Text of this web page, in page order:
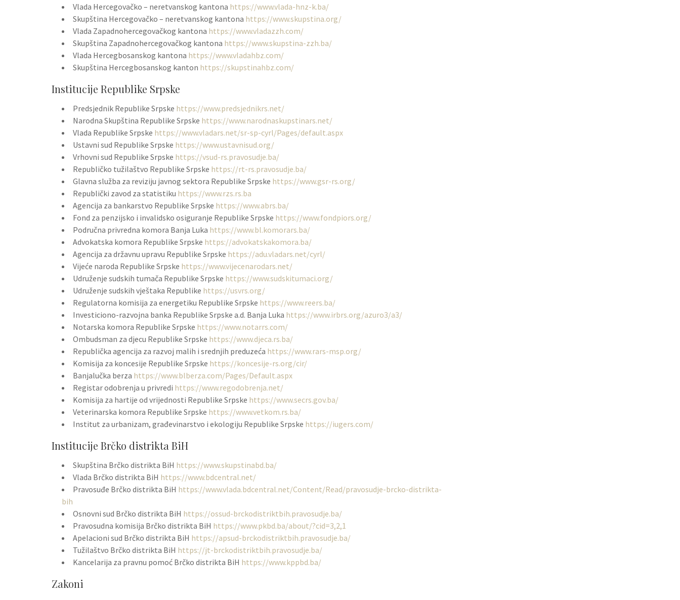
Vlada Hercegovačko – neretvanskog kantona https://www.vlada-hnz-k.ba/
Skupština Hercegovačko – neretvanskog kantona https://www.skupstina.org/
Vlada Zapadnohercegovačkog kantona https://www.vladazzh.com/
Skupština Zapadnohercegovačkog kantona https://www.skupstina-zzh.ba/
Vlada Hercegbosanskog kantona https://www.vladahbz.com/
Skupština Hercegbosanskog kanton https://skupstinahbz.com/
Institucije Republike Srpske
Predsjednik Republike Srpske https://www.predsjednikrs.net/
Narodna Skupština Republike Srpske https://www.narodnaskupstinars.net/
Vlada Republike Srpske https://www.vladars.net/sr-sp-cyrl/Pages/default.aspx
Ustavni sud Republike Srpske https://www.ustavnisud.org/
Vrhovni sud Republike Srpske https://vsud-rs.pravosudje.ba/
Republičko tužilaštvo Republike Srpske https://rt-rs.pravosudje.ba/
Glavna služba za reviziju javnog sektora Republike Srpske https://www.gsr-rs.org/
Republički zavod za statistiku https://www.rzs.rs.ba
Agencija za bankarstvo Republike Srpske https://www.abrs.ba/
Fond za penzijsko i invalidsko osiguranje Republike Srpske https://www.fondpiors.org/
Područna privredna komora Banja Luka https://www.bl.komorars.ba/
Advokatska komora Republike Srpske https://advokatskakomora.ba/
Agencija za državnu upravu Republike Srpske https://adu.vladars.net/cyrl/
Vijeće naroda Republike Srpske https://www.vijecenarodars.net/
Udruženje sudskih tumača Republike Srpske https://www.sudskitumaci.org/
Udruženje sudskih vještaka Republike https://usvrs.org/
Regulatorna komisija za energetiku Republike Srpske https://www.reers.ba/
Investiciono-razvojna banka Republike Srpske a.d. Banja Luka https://www.irbrs.org/azuro3/a3/
Notarska komora Republike Srpske https://www.notarrs.com/
Ombudsman za djecu Republike Srpske https://www.djeca.rs.ba/
Republička agencija za razvoj malih i srednjih preduzeća https://www.rars-msp.org/
Komisija za koncesije Republike Srpske https://koncesije-rs.org/cir/
Banjalučka berza https://www.blberza.com/Pages/Default.aspx
Registar odobrenja u privredi https://www.regodobrenja.net/
Komisija za hartije od vrijednosti Republike Srpske https://www.secrs.gov.ba/
Veterinarska komora Republike Srpske https://www.vetkom.rs.ba/
Institut za urbanizam, građevinarstvo i ekologiju Republike Srpske https://iugers.com/
Institucije Brčko distrikta BiH
Skupština Brčko distrikta BiH https://www.skupstinabd.ba/
Vlada Brčko distrikta BiH https://www.bdcentral.net/
Pravosuđe Brčko distrikta BiH https://www.vlada.bdcentral.net/Content/Read/pravosudje-brcko-distrikta-
bih
Osnovni sud Brčko distrikta BiH https://ossud-brckodistriktbih.pravosudje.ba/
Pravosudna komisija Brčko distrikta BiH https://www.pkbd.ba/about/?cid=3,2,1
Apelacioni sud Brčko distrikta BiH https://apsud-brckodistriktbih.pravosudje.ba/
Tužilaštvo Brčko distrikta BiH https://jt-brckodistriktbih.pravosudje.ba/
Kancelarija za pravnu pomoć Brčko distrikta BiH https://www.kppbd.ba/
Zakoni